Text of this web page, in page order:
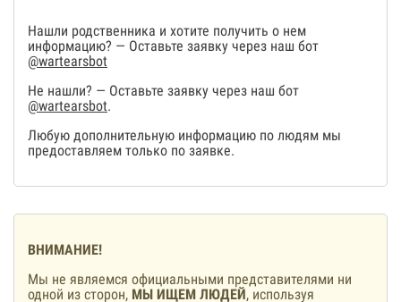
Нашли родственника и хотите получить о нем
информацию? — Оставьте заявку через наш бот
@wartearsbot
Не нашли? — Оставьте заявку через наш бот
@wartearsbot.
Любую дополнительную информацию по людям мы
предоставляем только по заявке.
ВНИМАНИЕ!
Мы не являемся официальными представителями ни
одной из сторон, МЫ ИЩЕМ ЛЮДЕЙ, используя